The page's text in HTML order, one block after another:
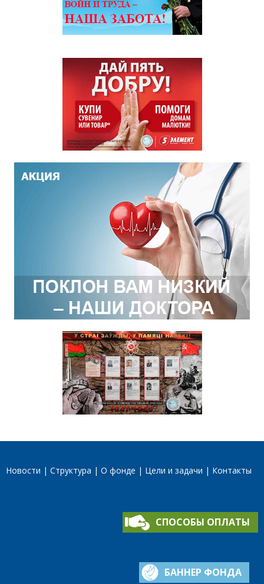
Новости Структура О фонде Цели и задачи Контакты
СПОСОБЫ ОПЛАТЫ
БАННЕР ФОНДА